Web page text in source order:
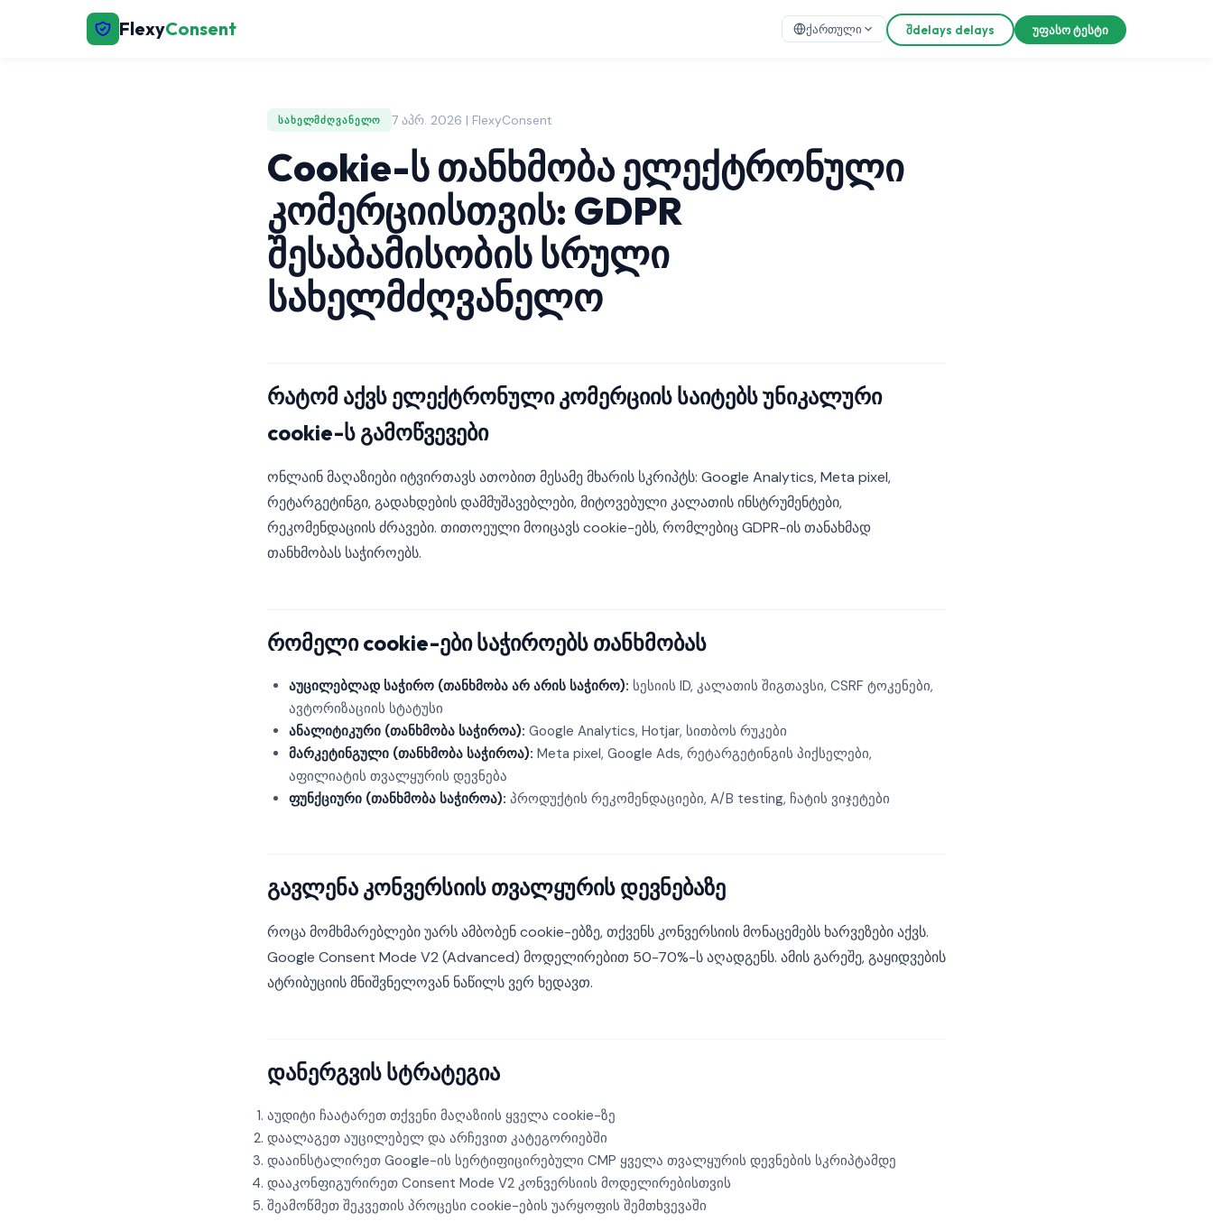
FlexyConsent ქართული შdelays delays უფასო ტესტი
ᲡᲐᲮᲔᲚᲛᲫᲦᲕᲐᲜᲔᲚᲝ 7 აპრ. 2026 | FlexyConsent
Cookie-ს თანხმობა ელექტრონული
კომერციისთვის: GDPR
შესაბამისობის სრული
სახელმძღვანელო
რატომ აქვს ელექტრონული კომერციის საიტებს უნიკალური
cookie-ს გამოწვევები
ონლაინ მაღაზიები იტვირთავს ათობით მესამე მხარის სკრიპტს: Google Analytics, Meta pixel,
რეტარგეტინგი, გადახდების დამმუშავებლები, მიტოვებული კალათის ინსტრუმენტები,
რეკომენდაციის ძრავები. თითოეული მოიცავს cookie-ებს, რომლებიც GDPR-ის თანახმად
თანხმობას საჭიროებს.
რომელი cookie-ები საჭიროებს თანხმობას
აუცილებლად საჭირო (თანხმობა არ არის საჭირო): სესიის ID, კალათის შიგთავსი, CSRF ტოკენები,
ავტორიზაციის სტატუსი
ანალიტიკური (თანხმობა საჭიროა): Google Analytics, Hotjar, სითბოს რუკები
მარკეტინგული (თანხმობა საჭიროა): Meta pixel, Google Ads, რეტარგეტინგის პიქსელები,
აფილიატის თვალყურის დევნება
ფუნქციური (თანხმობა საჭიროა): პროდუქტის რეკომენდაციები, A/B testing, ჩატის ვიჯეტები
გავლენა კონვერსიის თვალყურის დევნებაზე
როცა მომხმარებლები უარს ამბობენ cookie-ებზე, თქვენს კონვერსიის მონაცემებს ხარვეზები აქვს.
Google Consent Mode V2 (Advanced) მოდელირებით 50-70%-ს აღადგენს. ამის გარეშე, გაყიდვების
ატრიბუციის მნიშვნელოვან ნაწილს ვერ ხედავთ.
დანერგვის სტრატეგია
აუდიტი ჩაატარეთ თქვენი მაღაზიის ყველა cookie-ზე
დაალაგეთ აუცილებელ და არჩევით კატეგორიებში
დააინსტალირეთ Google-ის სერტიფიცირებული CMP ყველა თვალყურის დევნების სკრიპტამდე
დააკონფიგურირეთ Consent Mode V2 კონვერსიის მოდელირებისთვის
შეამოწმეთ შეკვეთის პროცესი cookie-ების უარყოფის შემთხვევაში